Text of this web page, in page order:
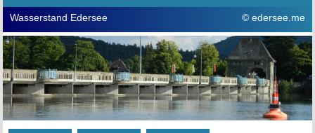
Wasserstand Edersee © edersee.me